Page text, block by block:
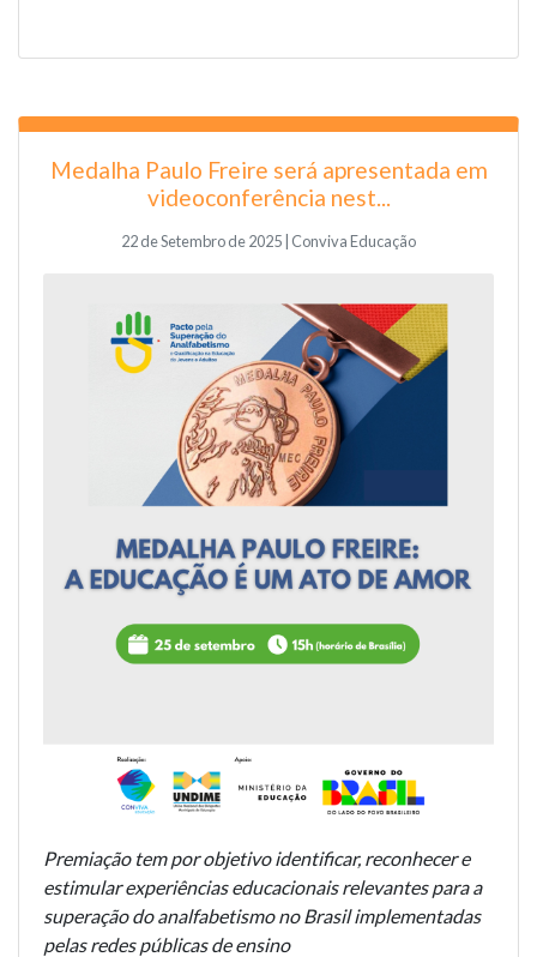
Medalha Paulo Freire será apresentada em
videoconferência nest...
22 de Setembro de 2025 | Conviva Educação
Premiação tem por objetivo identificar, reconhecer e
estimular experiências educacionais relevantes para a
superação do analfabetismo no Brasil implementadas
pelas redes públicas de ensino